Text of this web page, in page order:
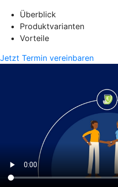
Überblick
Produktvarianten
Vorteile
Jetzt Termin vereinbaren